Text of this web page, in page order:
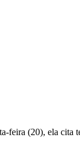
feira (20), ela cita